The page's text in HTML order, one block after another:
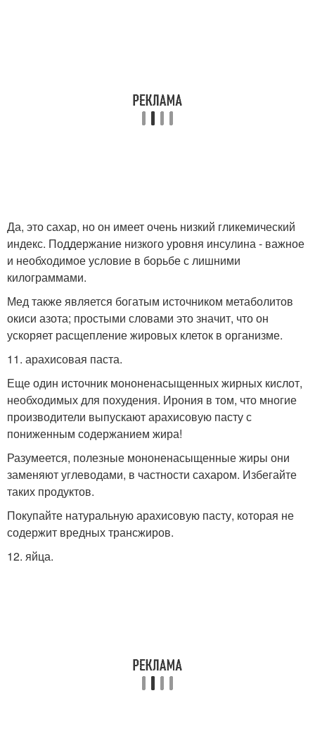
Да, это сахар, но он имеет очень низкий гликемический
индекс. Поддержание низкого уровня инсулина - важное
и необходимое условие в борьбе с лишними
килограммами.
Мед также является богатым источником метаболитов
окиси азота; простыми словами это значит, что он
ускоряет расщепление жировых клеток в организме.
11. арахисовая паста.
Еще один источник мононенасыщенных жирных кислот,
необходимых для похудения. Ирония в том, что многие
производители выпускают арахисовую пасту с
пониженным содержанием жира!
Разумеется, полезные мононенасыщенные жиры они
заменяют углеводами, в частности сахаром. Избегайте
таких продуктов.
Покупайте натуральную арахисовую пасту, которая не
содержит вредных трансжиров.
12. яйца.